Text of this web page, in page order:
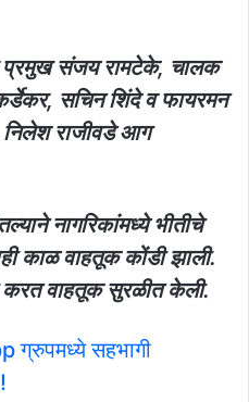
संजय रामटेके, चालक
सचिन शिंदे व फायरमन
राजीवडे आग
नागरिकांमध्ये भीतीचे
काळ वाहतूक कोंडी झाली.
करत वाहतूक सुरळीत केली.
ग्रुपमध्ये सहभागी